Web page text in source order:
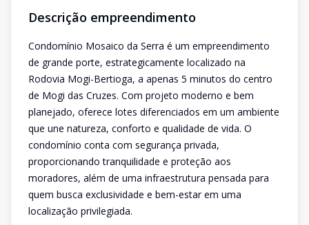
Descrição empreendimento
Condomínio Mosaico da Serra é um empreendimento
de grande porte, estrategicamente localizado na
Rodovia Mogi-Bertioga, a apenas 5 minutos do centro
de Mogi das Cruzes. Com projeto moderno e bem
planejado, oferece lotes diferenciados em um ambiente
que une natureza, conforto e qualidade de vida. O
condomínio conta com segurança privada,
proporcionando tranquilidade e proteção aos
moradores, além de uma infraestrutura pensada para
quem busca exclusividade e bem-estar em uma
localização privilegiada.